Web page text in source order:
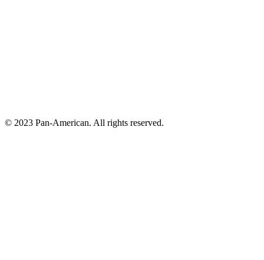
© 2023 Pan-American. All rights reserved.